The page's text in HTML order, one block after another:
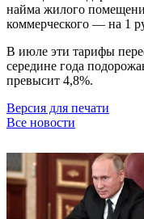
найма жилого
коммерческого — на 1
В июле эти тарифы
середине года
превысит 4,8%.
Версия для печати
Все новости